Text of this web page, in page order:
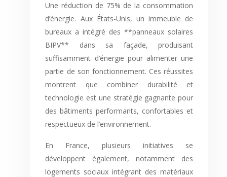
Une réduction de 75% de la consommation
d’énergie. Aux États-Unis, un immeuble de
bureaux a intégré des **panneaux solaires
BIPV** dans sa façade, produisant
suffisamment d’énergie pour alimenter une
partie de son fonctionnement. Ces réussites
montrent que combiner durabilité et
technologie est une stratégie gagnante pour
des bâtiments performants, confortables et
respectueux de l’environnement.
En France, plusieurs initiatives se
développent également, notamment des
logements sociaux intégrant des matériaux